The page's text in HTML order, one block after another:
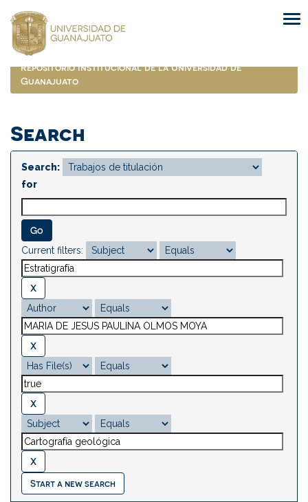
navigation
Repositorio Institucional de la Universidad de
Guanajuato
Search
Search:
for
Current filters:
Start a new search